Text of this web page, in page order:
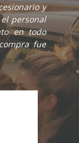
y
personal
en todo
fue